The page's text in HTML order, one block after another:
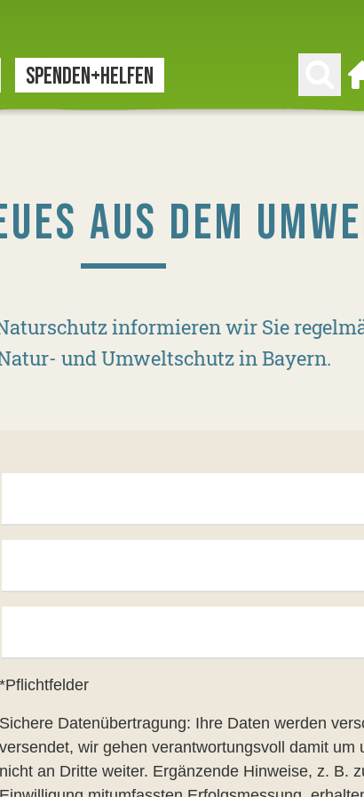
SPENDEN+HELFEN
AUS DEM
informieren wir Sie
und Umweltschutz in Bayern.
*Pflichtfelder
Sichere Datenübertragung: Ihre Daten werden
versendet, wir gehen verantwortungsvoll damit um
nicht an Dritte weiter. Ergänzende Hinweise, z. B.